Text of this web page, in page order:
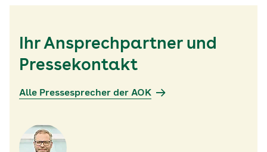
Ihr Ansprechpartner und
Pressekontakt
Alle Pressesprecher der AOK